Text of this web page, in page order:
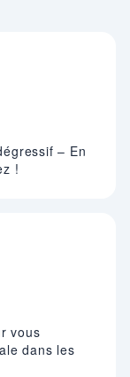
– En
!
vous
dans les